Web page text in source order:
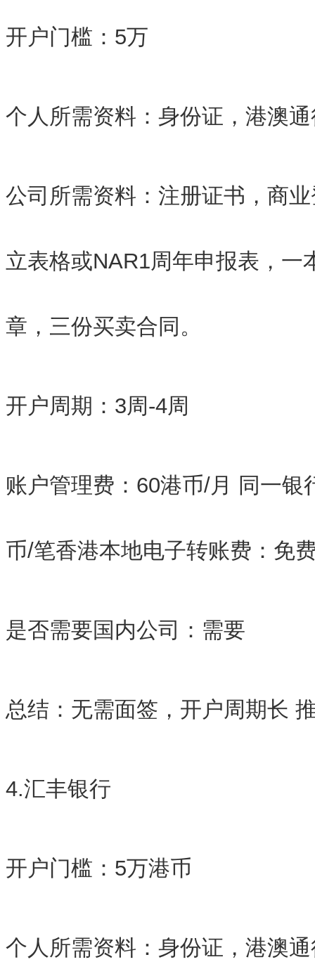
开户门槛：5万
个人所需资料：身份证，港澳
公司所需资料：注册证书，商
立表格或NAR1周年申报表，一
章，三份买卖合同。
开户周期：3周-4周
账户管理费：60港币/月 同一银
币/笔香港本地电子转账费：免
是否需要国内公司：需要
总结：无需面签，开户周期长
4.汇丰银行
开户门槛：5万港币
个人所需资料：身份证，港澳